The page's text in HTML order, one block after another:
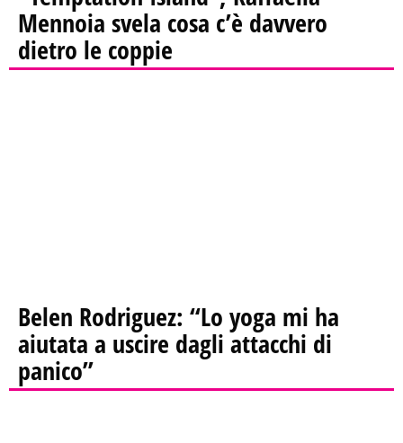
Mennoia svela cosa c’è davvero
dietro le coppie
Belen Rodriguez: “Lo yoga mi ha
aiutata a uscire dagli attacchi di
panico”